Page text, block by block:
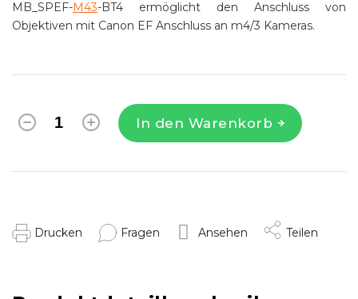
In den Warenkorb
MB_SPEF-M43-BT4 ermöglicht den Anschluss von
Objektiven mit Canon EF Anschluss an m4/3 Kameras.
Drucken Fragen Ansehen Teilen